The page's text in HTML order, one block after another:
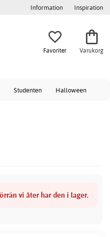
Information Inspiration
Favoriter Varukorg
Studenten Halloween
vi åter har den i lager.